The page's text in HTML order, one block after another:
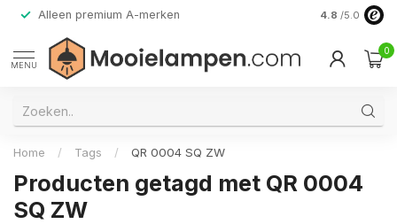
Alleen premium A-merken 4.8 /5.0
MENU
0
Home / Tags / QR 0004 SQ ZW
Producten getagd met QR 0004
SQ ZW